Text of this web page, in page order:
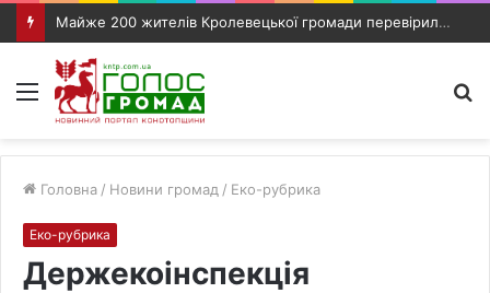
Майже 200 жителів Кролевецької громади перевірили слух під час виїзного прийому фахівців
Меню
Головна / Новини громад / Еко-рубрика
Еко-рубрика
Держекоінспекція